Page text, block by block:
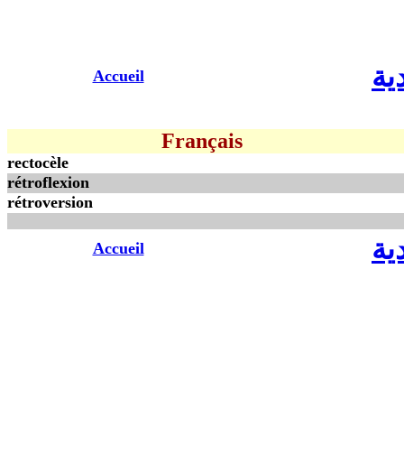
Accueil
Français
rectocèle
rétroflexion
rétroversion
Accueil